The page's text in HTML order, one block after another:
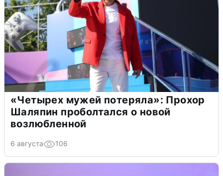
«Четырех мужей потеряла»: Прохор
Шаляпин проболтался о новой
возлюбленной
6 августа 106